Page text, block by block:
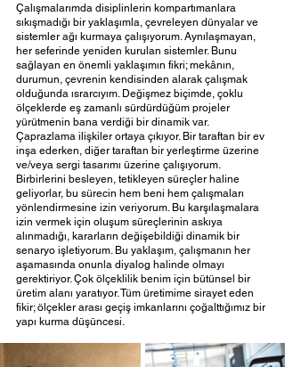
Çalışmalarımda disiplinlerin kompartımanlara
sıkışmadığı bir yaklaşımla, çevreleyen dünyalar ve
sistemler ağı kurmaya çalışıyorum. Aynılaşmayan,
her seferinde yeniden kurulan sistemler. Bunu
sağlayan en önemli yaklaşımın fikri; mekânın,
durumun, çevrenin kendisinden alarak çalışmak
olduğunda ısrarcıyım. Değişmez biçimde, çoklu
ölçeklerde eş zamanlı sürdürdüğüm projeler
yürütmenin bana verdiği bir dinamik var.
Çaprazlama ilişkiler ortaya çıkıyor. Bir taraftan bir ev
inşa ederken, diğer taraftan bir yerleştirme üzerine
ve/veya sergi tasarımı üzerine çalışıyorum.
Birbirlerini besleyen, tetikleyen süreçler haline
geliyorlar, bu sürecin hem beni hem çalışmaları
yönlendirmesine izin veriyorum. Bu karşılaşmalara
izin vermek için oluşum süreçlerinin askıya
alınmadığı, kararların değişebildiği dinamik bir
senaryo işletiyorum. Bu yaklaşım, çalışmanın her
aşamasında onunla diyalog halinde olmayı
gerektiriyor. Çok ölçeklilik benim için bütünsel bir
üretim alanı yaratıyor. Tüm üretimime sirayet eden
fikir; ölçekler arası geçiş imkanlarını çoğalttığımız bir
yapı kurma düşüncesi.